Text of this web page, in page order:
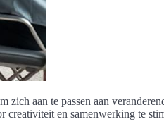
aan te passen aan
en samenwerking te